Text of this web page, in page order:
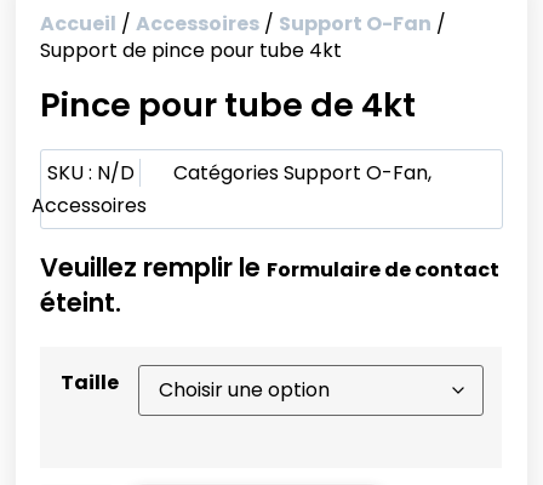
Accueil /Accessoires / Support O-Fan /
Support de pince pour tube 4kt
Pince pour tube de 4kt
SKU : N/D CatégoriesSupport O-Fan,
Accessoires
Veuillez remplir le Formulaire de contact
éteint.
Taille